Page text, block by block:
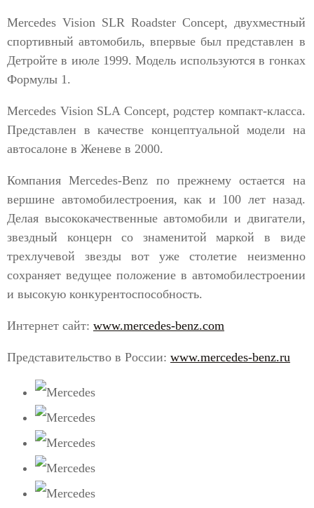
Mercedes Vision SLR Roadster Concept, двухместный
спортивный автомобиль, впервые был представлен в
Детройте в июле 1999. Модель используются в гонках
Формулы 1.
Mercedes Vision SLA Concept, родстер компакт-класса.
Представлен в качестве концептуальной модели на
автосалоне в Женеве в 2000.
Компания Mercedes-Benz по прежнему остается на
вершине автомобилестроения, как и 100 лет назад.
Делая высококачественные автомобили и двигатели,
звездный концерн со знаменитой маркой в виде
трехлучевой звезды вот уже столетие неизменно
сохраняет ведущее положение в автомобилестроении
и высокую конкурентоспособность.
Интернет сайт: www.mercedes-benz.com
Представительство в России: www.mercedes-benz.ru